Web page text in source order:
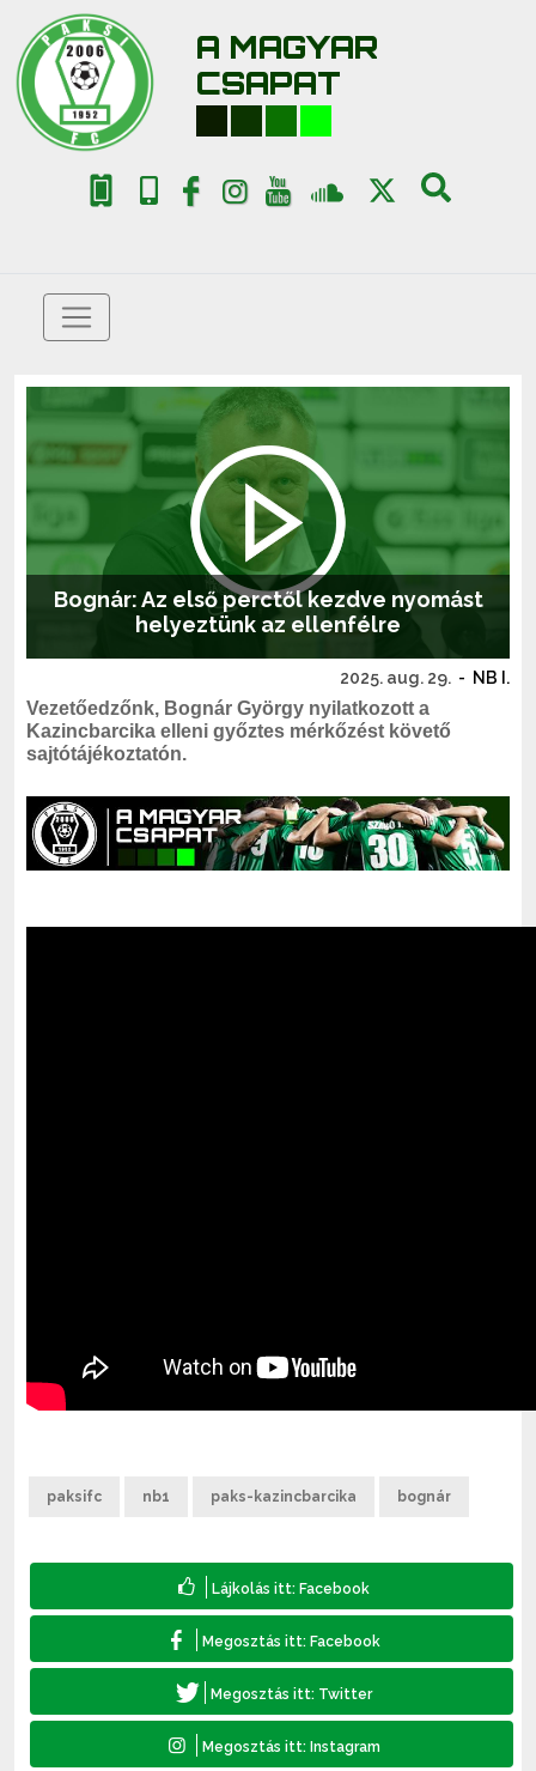
A MAGYAR
CSAPAT
Bognár: Az első perctől kezdve nyomást
helyeztünk az ellenfélre
2025. aug. 29. - NB I.
Vezetőedzőnk, Bognár György nyilatkozott a
Kazincbarcika elleni győztes mérkőzést követő
sajtótájékoztatón.
paksifc nb1 paks-kazincbarcika bognár